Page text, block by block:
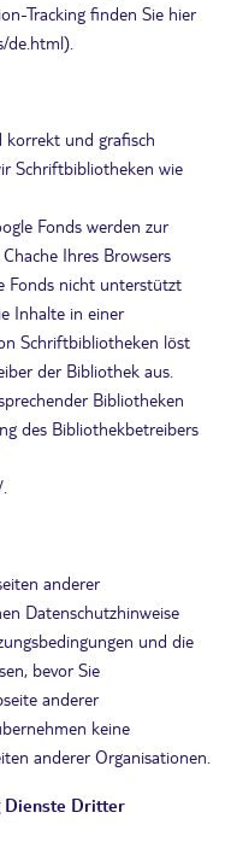
Tracking finden Sie hier
de.html).
korrekt und grafisch
Schriftbibliotheken wie
Fonds werden zur
Ihres Browsers
Fonds nicht unterstützt
Inhalte in einer
Schriftbibliotheken löst
der Bibliothek aus.
Bibliotheken
des Bibliothekbetreibers
anderer
Datenschutzhinweise
und die
bevor Sie
anderer
keine
anderer Organisationen.
Dienste Dritter